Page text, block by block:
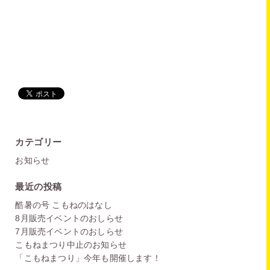
カテゴリー
お知らせ
最近の投稿
酷暑の号 こもねのはなし
8月販売イベントのおしらせ
7月販売イベントのおしらせ
こもねまつり中止のお知らせ
「こもねまつり」今年も開催します！